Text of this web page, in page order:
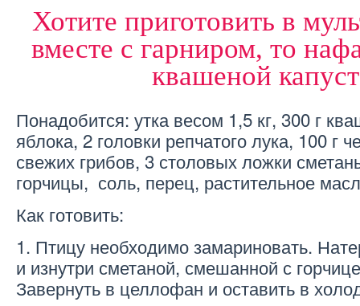
Хотите приготовить в
вместе с гарниром, то
квашеной
Понадобится: утка весом 1,5 кг, 300 г
яблока, 2 головки репчатого лука, 100 г
свежих грибов, 3 столовых ложки
горчицы, соль, перец, растительное
Как готовить:
1. Птицу необходимо замариновать.
и изнутри сметаной, смешанной с
Завернуть в целлофан и оставить в